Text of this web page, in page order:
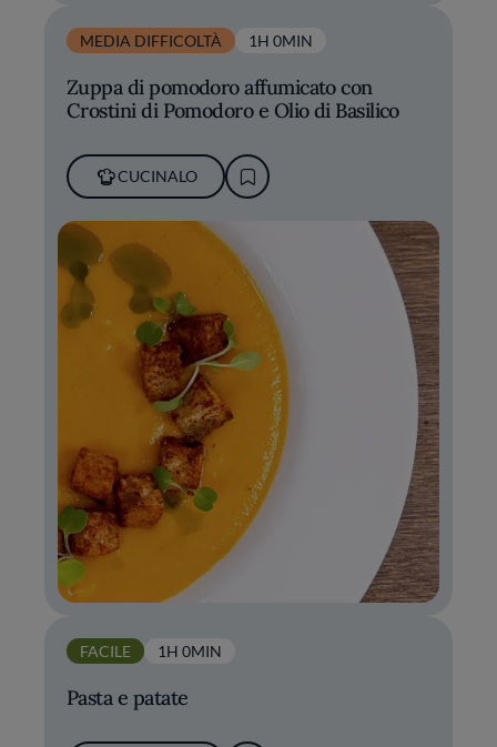
MEDIA DIFFICOLTÀ 1H 0MIN
Zuppa di pomodoro affumicato con
Crostini di Pomodoro e Olio di Basilico
CUCINALO
FACILE 1H 0MIN
Pasta e patate